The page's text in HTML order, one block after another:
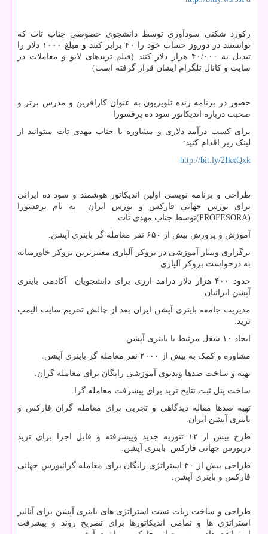
رکورد شکنی سودآوری توسط دانشجوی خصوصی جناب تات که
توانستند در دوروز حساب خود را ۴۰ برابر کنند و مبلغ ۱۰۰۰ دلار را
تبدیل به ۴۰/۰۰۰ هزار دلار کنند (فیلم تریدهای لایو و معاملات در
سایت و کانال تلگرام ایشان قرار گرفته است)
حضور در برنامه زنده تلویزیون به عنوان کارافرین و مدرس برتر و
صحبت درباره اندیکاتور سود ده پرفسورا
برای کسب درآمد دلاری و مشاوره با جناب مهدی تات میتوانید از
لینک زیر اقدام کنید:
http://bit.ly/2IkxQxk
طراحی و برنامه نویسی اولین اندیکاتور هوشمند و سود ده ایرانی
برای بورس جهانی فارکس و بورس ایران به نام پرفسورا
(PROFESORA)توسط جناب مهدی تات
آموزش و پرورش بیش از ۶۵۰ نفر معامله گر باینری آپشن.
برگزاری وبینار آموزشی در بروکر آلپاری معتبرترین بروکر خاورمیانه
به درخواست بروکر آلپاری
حدود ۴۰۰ هزار دلار درامد ارزی برای دانشجویان آکادمی باینری
آپشن ایرانیان.
مدیریت جامعه باینری آپشن ایران بعد از چالش تحریم سایت الیمپ
ترید.
ایجاد ۱۰ شغل مرتبط با باینری آپشن.
مشاوره و کمک به بیش از ۲۰۰۰ نفر معامله گر باینری آپشن.
تهیه و ساخت صدها ویدیوی آموزشی رایگان برای معامله گران.
ساخت پنل ثبت نتایج ترید برای پیشرفت معامله گرا.
تهیه صدها مقاله دیدگاهی و تجربی برای معامله گران فارکس و
باینری آپشن ایران.
طرح بیش از ۱۲ تئوریه جدید وپیشرفته و قابل اجرا برای ترید
دربورس جهانی فارکس باینری آپشن.
طراحی بیش از ۳۰ استراتژی رایگان برای معامله گرانبورس جهانی
فارکس و باینری آپشن.
طراحی و ساخت ربات تست استراتژی های باینری آپشن برای آنالیز
استراتژی ها و تمامی اندیکاتورها برای تصریح روند و پیشرفت